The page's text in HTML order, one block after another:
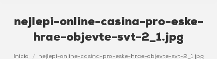
nejlepi-online-casina-pro-eske-
hrae-objevte-svt-2_1.jpg
Estás aquí:
Inicio nejlepi-online-casina-pro-eske-hrae-objevte-svt-2_1.jpg